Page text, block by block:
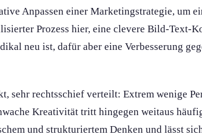
Anpassen einer Marketingstrategie, um
Prozess hier, eine clevere Bild-Text-
neu ist, dafür aber eine Verbesserung
sehr rechtsschief verteilt: Extrem wenige
Kreativität tritt hingegen weitaus
und strukturiertem Denken und lässt